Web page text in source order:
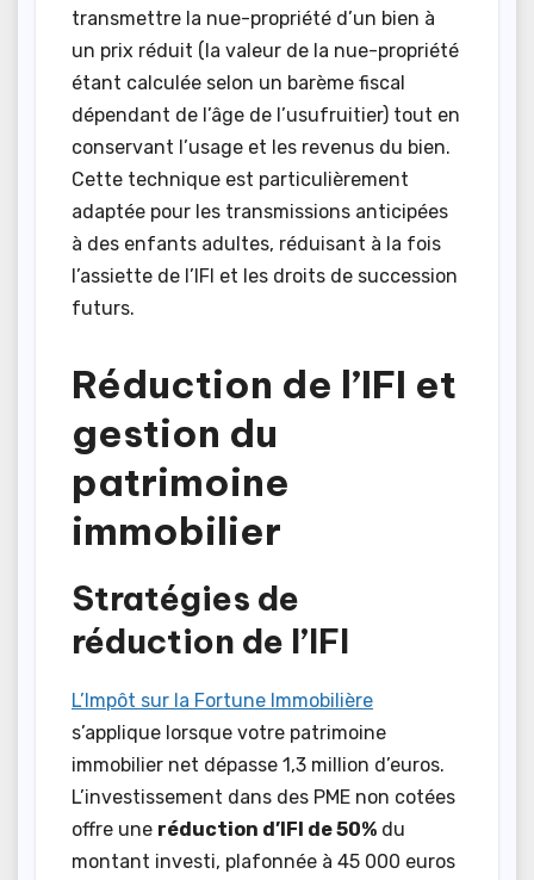
transmettre la nue-propriété d’un bien à
un prix réduit (la valeur de la nue-propriété
étant calculée selon un barème fiscal
dépendant de l’âge de l’usufruitier) tout en
conservant l’usage et les revenus du bien.
Cette technique est particulièrement
adaptée pour les transmissions anticipées
à des enfants adultes, réduisant à la fois
l’assiette de l’IFI et les droits de succession
futurs.
Réduction de l’IFI et
gestion du
patrimoine
immobilier
Stratégies de
réduction de l’IFI
L’Impôt sur la Fortune Immobilière
s’applique lorsque votre patrimoine
immobilier net dépasse 1,3 million d’euros.
L’investissement dans des PME non cotées
offre une réduction d’IFI de 50% du
montant investi, plafonnée à 45 000 euros